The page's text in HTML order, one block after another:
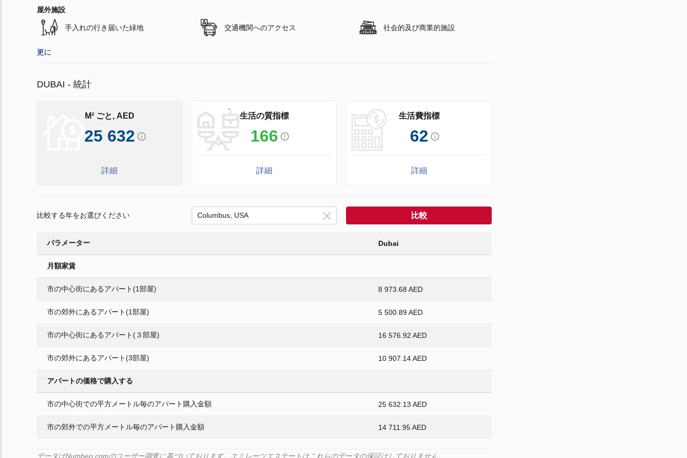
屋外施設
手入れの行き届いた緑地 交通機関へのアクセス 社会的及び商業的施設
更に
DUBAI - 統計
M² ごと, AED
25 632
詳細
生活の質指標
166
詳細
生活費指標
62
詳細
比較する年をお選びください 比較
パラメーター Dubai
月額家賃
市の中心街にあるアパート(1部屋) 8 973.68 AED
市の郊外にあるアパート(1部屋) 5 500.89 AED
市の中心街にあるアパート(３部屋) 16 576.92 AED
市の郊外にあるアパート(3部屋) 10 907.14 AED
アパートの価格で購入する
市の中心街での平方メートル毎のアパート購入金額 25 632.13 AED
市の郊外での平方メートル毎のアパート購入金額 14 711.95 AED
データはNumbeo.comのユーザー調査に基づいております。エミレーツエステートはこれらのデータの保証はしておりません。